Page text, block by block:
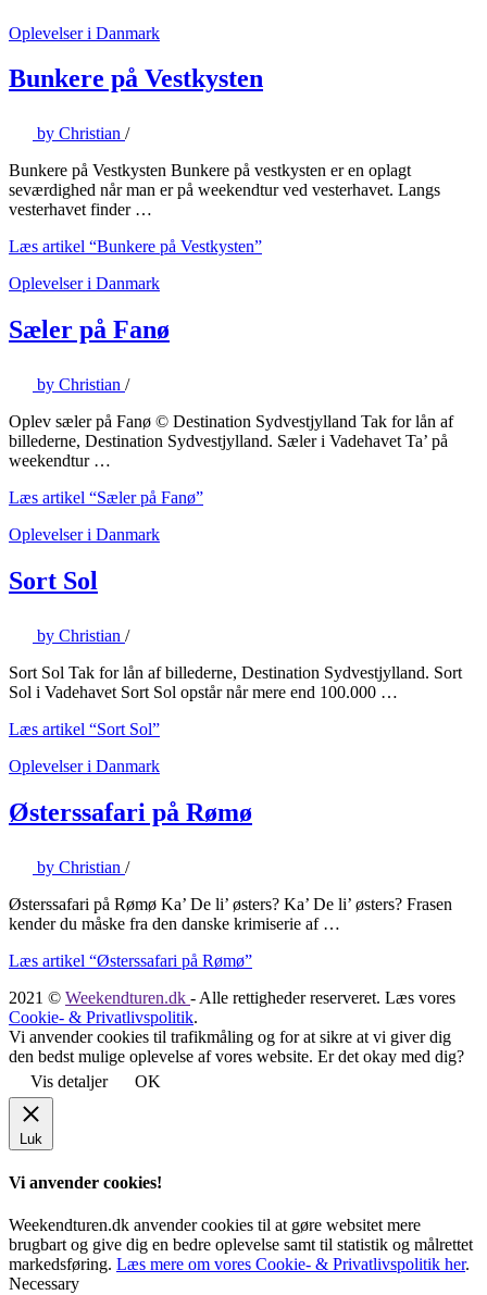
Oplevelser i Danmark
Bunkere på Vestkysten
by Christian /
Bunkere på Vestkysten Bunkere på vestkysten er en oplagt
seværdighed når man er på weekendtur ved vesterhavet. Langs
vesterhavet finder …
Læs artikel “Bunkere på Vestkysten”
Oplevelser i Danmark
Sæler på Fanø
by Christian /
Oplev sæler på Fanø © Destination Sydvestjylland Tak for lån af
billederne, Destination Sydvestjylland. Sæler i Vadehavet Ta’ på
weekendtur …
Læs artikel “Sæler på Fanø”
Oplevelser i Danmark
Sort Sol
by Christian /
Sort Sol Tak for lån af billederne, Destination Sydvestjylland. Sort
Sol i Vadehavet Sort Sol opstår når mere end 100.000 …
Læs artikel “Sort Sol”
Oplevelser i Danmark
Østerssafari på Rømø
by Christian /
Østerssafari på Rømø Ka’ De li’ østers? Ka’ De li’ østers? Frasen
kender du måske fra den danske krimiserie af …
Læs artikel “Østerssafari på Rømø”
2021 © Weekendturen.dk - Alle rettigheder reserveret. Læs vores
Cookie- & Privatlivspolitik.
Vi anvender cookies til trafikmåling og for at sikre at vi giver dig
den bedst mulige oplevelse af vores website. Er det okay med dig?
Vis detaljer
OK
Luk
Vi anvender cookies!
Weekendturen.dk anvender cookies til at gøre websitet mere
brugbart og give dig en bedre oplevelse samt til statistik og målrettet
markedsføring. Læs mere om vores Cookie- & Privatlivspolitik her.
Necessary